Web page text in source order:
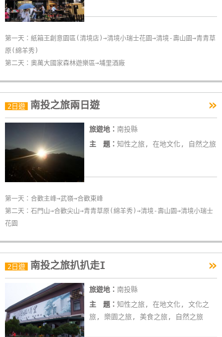
玩
樂
圖
顧
務
客
滿
意
度
單
管
理
員
帳
戶
第一天：紙箱王創意園區(清境店)→清境小瑞士花園→清境-壽山園→青青草
原(綿羊秀)
第二天：奧萬大國家森林遊樂區→埔里酒廠
2日遊 南投之旅兩日遊 »
旅遊地： 南投縣
主 題： 知性之旅, 在地文化, 自然之旅
第一天：合歡主峰→武嶺→合歡東峰
第二天：石門山→合歡尖山→青青草原(綿羊秀)→清境-壽山園→清境小瑞士
花園
2日遊 南投之旅扒扒走I »
旅遊地： 南投縣
主 題： 知性之旅, 在地文化, 文化之
旅, 樂園之旅, 美食之旅, 自然之旅